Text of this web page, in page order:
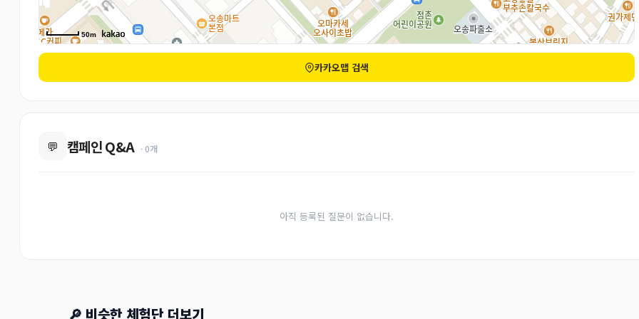
50m
카카오맵 검색
💬 캠페인 Q&A · 0개
아직 등록된 질문이 없습니다.
🔎 비슷한 체험단 더보기